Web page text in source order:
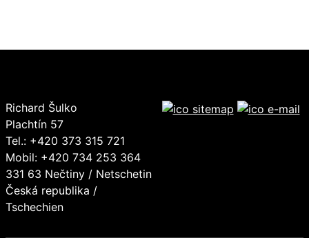
Richard Šulko
Plachtín 57
Tel.: +420 373 315 721
Mobil: +420 734 253 364
331 63 Nečtiny / Netschetin
Česká republika /
Tschechien